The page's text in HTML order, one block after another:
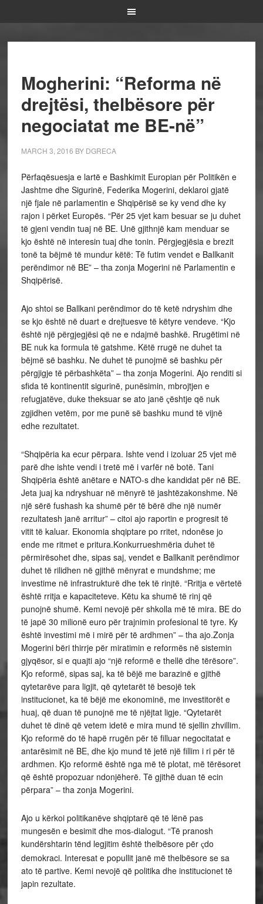
Mogherini: “Reforma në
drejtësi, thelbësore për
negociatat me BE-në”
MARCH 3, 2016 BY DGRECA
Përfaqësuesja e lartë e Bashkimit Europian për Politikën e
Jashtme dhe Sigurinë, Federika Mogerini, deklaroi gjatë
një fjale në parlamentin e Shqipërisë se ky vend dhe ky
rajon i përket Europës. “Për 25 vjet kam besuar se ju duhet
të gjeni vendin tuaj në BE. Unë gjithnjë kam menduar se
kjo është në interesin tuaj dhe tonin. Përgjegjësia e brezit
tonë ta bëjmë të mundur këtë: Të futim vendet e Ballkanit
perëndimor në BE” – tha zonja Mogerini në Parlamentin e
Shqipërisë.
Ajo shtoi se Ballkani perëndimor do të ketë ndryshim dhe
se kjo është në duart e drejtuesve të këtyre vendeve. “Kjo
është një përgjegjësi që ne e ndajmë bashkë. Rrugëtimi në
BE nuk ka formula të gatshme. Këtë rrugë ne duhet ta
bëjmë së bashku. Ne duhet të punojmë së bashku për
përgjigje të përbashkëta” – tha zonja Mogerini. Ajo renditi si
sfida të kontinentit sigurinë, punësimin, mbrojtjen e
refugjatëve, duke theksuar se ato janë çështje që nuk
zgjidhen vetëm, por me punë së bashku mund të vijnë
edhe rezultatet.
“Shqipëria ka ecur përpara. Ishte vend i izoluar 25 vjet më
parë dhe ishte vendi i tretë më i varfër në botë. Tani
Shqipëria është anëtare e NATO-s dhe kandidat për në BE.
Jeta juaj ka ndryshuar në mënyrë të jashtëzakonshme. Në
një sërë fushash ka shumë për të bërë dhe një numër
rezultatesh janë arritur” – citoi ajo raportin e progresit të
vitit të kaluar. Ekonomia shqiptare po rritet, ndonëse jo
ende me ritmet e pritura.Konkurrueshmëria duhet të
përmirësohet dhe, sipas saj, vendet e Ballkanit perëndimor
duhet të rilidhen në gjithë mënyrat e mundshme; me
investime në infrastrukturë dhe tek të rinjtë. “Rritja e vërtetë
është rritja e kapaciteteve. Këtu ka shumë të rinj që
punojnë shumë. Kemi nevojë për shkolla më të mira. BE do
të japë 30 milionë euro për trajnimin profesional të tyre. Ky
është investimi më i mirë për të ardhmen” – tha ajo.Zonja
Mogerini bëri thirrje për miratimin e reformës në sistemin
gjyqësor, si e quajti ajo “një reformë e thellë dhe tërësore”.
Kjo reformë, sipas saj, ka të bëjë me barazinë e gjithë
qytetarëve para ligjit, që qytetarët të besojë tek
institucionet, ka të bëjë me ekonominë, me investitorët e
huaj, që duan të punojnë me të njëjtat ligje. “Qytetarët
duhet të dinë që vetem idetë e mira mund të sjellin zhvillim.
Kjo reformë do të hapë rrugën për të filluar negocitatat e
antarësimit në BE, dhe kjo mund të jetë një fillim i ri për të
ardhmen. Kjo reformë është nga më të plotat, më tërësoret
që është propozuar ndonjëherë. Të gjithë duan të ecin
përpara” – tha zonja Mogerini.
Ajo u kërkoi politikanëve shqiptarë që të lënë pas
mungesën e besimit dhe mos-dialogut. “Të pranosh
kundërshtarin tënd legjitim është thelbësore për çdo
demokraci. Interesat e popullit janë më thelbësore se sa
ato të partive. Kemi nevojë që politika dhe institucionet të
japin rezultate.